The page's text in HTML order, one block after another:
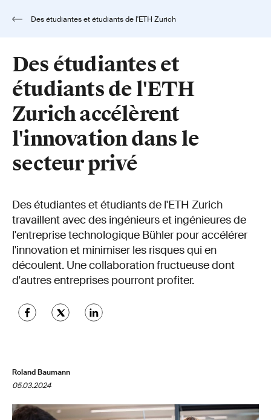
Des étudiantes et
étudiants de l'ETH
Zurich accélèrent
l'innovation dans le
secteur privé
Des étudiantes et étudiants de l'ETH Zurich
travaillent avec des ingénieurs et ingénieures de
l'entreprise technologique Bühler pour accélérer
l'innovation et minimiser les risques qui en
découlent. Une collaboration fructueuse dont
d'autres entreprises pourront profiter.
Roland Baumann
05.03.2024